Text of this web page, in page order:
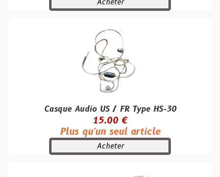
Acheter
Casque Audio US / FR Type HS-30
15.00 €
Plus qu'un seul article
Acheter